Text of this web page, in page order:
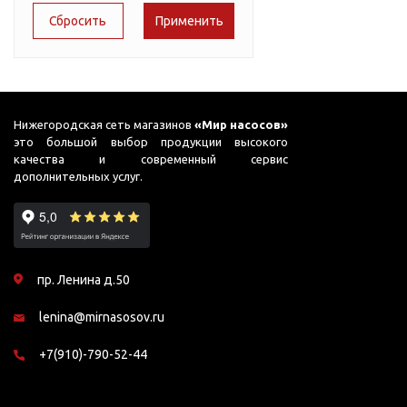
Насосы для перекачки
Джилекс
AC PRIME-B1
ADK
ADP
ADS
AFP
AGP
AJC
AJC FC
AJC Sahara
51
90
95
98
99
Нижегородская сеть магазинов«Мир насосов»
это большой выбор продукции высокого
качества и современный сервис
дополнительных услуг.
пр. Ленина д.50
lenina@mirnasosov.ru
+7(910)-790-52-44